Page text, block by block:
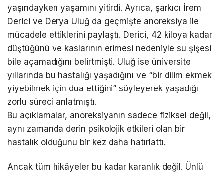
yaşındayken yaşamını yitirdi. Ayrıca, şarkıcı İrem
Derici ve Derya Uluğ da geçmişte anoreksiya ile
mücadele ettiklerini paylaştı. Derici, 42 kiloya kadar
düştüğünü ve kaslarının erimesi nedeniyle su şişesi
bile açamadığını belirtmişti. Uluğ ise üniversite
yıllarında bu hastalığı yaşadığını ve “bir dilim ekmek
yiyebilmek için dua ettiğini” söyleyerek yaşadığı
zorlu süreci anlatmıştı.
Bu açıklamalar, anoreksiyanın sadece fiziksel değil,
aynı zamanda derin psikolojik etkileri olan bir
hastalık olduğunu bir kez daha hatırlattı.
Ancak tüm hikâyeler bu kadar karanlık değil. Ünlü